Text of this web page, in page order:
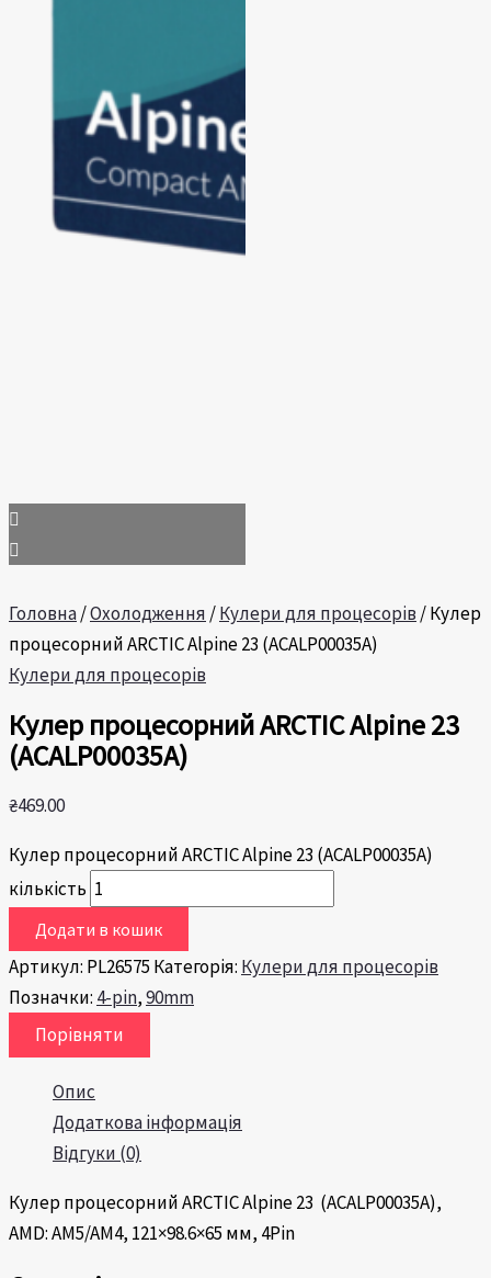
Головна/Охолодження /Кулери для процесорів / Кулер
процесорний ARCTIC Alpine 23 (ACALP00035A)
Кулери для процесорів
Кулер процесорний ARCTIC Alpine 23
(ACALP00035A)
₴469.00
Кулер процесорний ARCTIC Alpine 23 (ACALP00035A)
кількість
Додати в кошик
Артикул: PL26575 Категорія: Кулери для процесорів
Позначки: 4-pin,90mm
Порівняти
Опис
Додаткова інформація
Відгуки (0)
Кулер процесорний ARCTIC Alpine 23 (ACALP00035A),
AMD: AM5/AM4, 121×98.6×65 мм, 4Pin